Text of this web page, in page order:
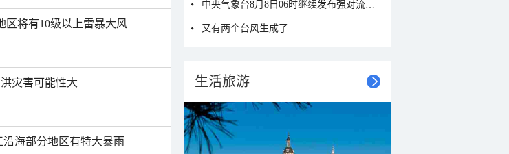
区将有10级以上雷暴大风
灾害可能性大
海部分地区有特大暴雨
又有两个台风生成了
生活旅游